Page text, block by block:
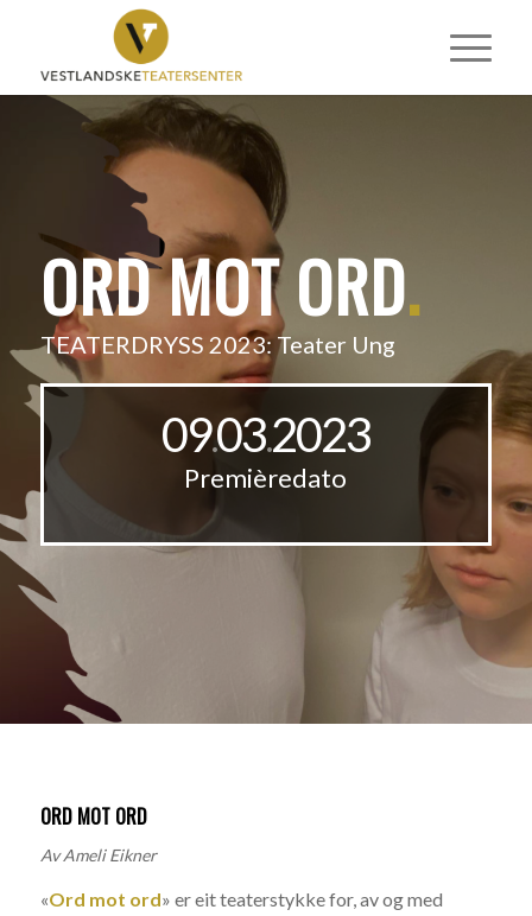
ORD MOT ORD.
TEATERDRYSS 2023: Teater Ung
09.03.2023
Premièredato
ORD MOT ORD
Av Ameli Eikner
«Ord mot ord» er eit teaterstykke for, av og med